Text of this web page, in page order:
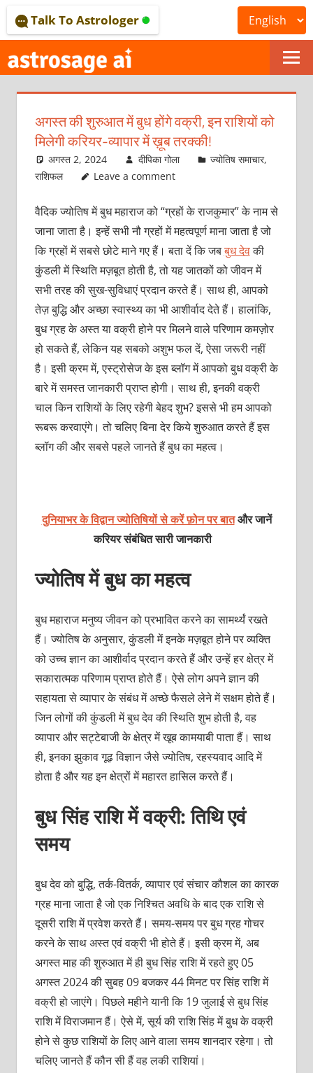
to
content
ONLINE
ASTROLOGICAL
JOURNAL
–
ASTROSAGE
MAGAZINE
Talk To Astrologer
अगस्त की शुरुआत में बुध होंगे वक्री, इन राशियों को
मिलेगी करियर-व्यापार में ख़ूब तरक्की!
अगस्त 2, 2024 दीपिका गोला ज्योतिष समाचार,
राशिफल
Leave a comment
वैदिक ज्योतिष में बुध महाराज को “ग्रहों के राजकुमार” के नाम से
जाना जाता है। इन्हें सभी नौ ग्रहों में महत्वपूर्ण माना जाता है जो
कि ग्रहों में सबसे छोटे माने गए हैं। बता दें कि जबबुध देवकी
कुंडली में स्थिति मज़बूत होती है, तो यह जातकों को जीवन में
सभी तरह की सुख-सुविधाएं प्रदान करते हैं। साथ ही, आपको
तेज़ बुद्धि और अच्छा स्वास्थ्य का भी आशीर्वाद देते हैं। हालांकि,
बुध ग्रह के अस्त या वक्री होने पर मिलने वाले परिणाम कमज़ोर
हो सकते हैं, लेकिन यह सबको अशुभ फल दें, ऐसा जरूरी नहीं
है। इसी क्रम में, एस्ट्रोसेज के इस ब्लॉग में आपको बुध वक्री के
बारे में समस्त जानकारी प्राप्त होगी। साथ ही, इनकी वक्री
चाल किन राशियों के लिए रहेगी बेहद शुभ? इससे भी हम आपको
रूबरू करवाएंगे। तो चलिए बिना देर किये शुरुआत करते हैं इस
ब्लॉग की और सबसे पहले जानते हैं बुध का महत्व।
दुनियाभर के विद्वान ज्योतिषियों से करें फ़ोन पर बातऔर जानें
करियर संबंधित सारी जानकारी
ज्योतिष में बुध का महत्व
बुध महाराज मनुष्य जीवन को प्रभावित करने का सामर्थ्यं रखते
हैं। ज्योतिष के अनुसार, कुंडली में इनके मज़बूत होने पर व्यक्ति
को उच्च ज्ञान का आशीर्वाद प्रदान करते हैं और उन्हें हर क्षेत्र में
सकारात्मक परिणाम प्राप्त होते हैं। ऐसे लोग अपने ज्ञान की
सहायता से व्यापार के संबंध में अच्छे फैसले लेने में सक्षम होते हैं।
जिन लोगों की कुंडली में बुध देव की स्थिति शुभ होती है, वह
व्यापार और सट्टेबाजी के क्षेत्र में खूब कामयाबी पाता हैं। साथ
ही, इनका झुकाव गूढ़ विज्ञान जैसे ज्योतिष, रहस्यवाद आदि में
होता है और यह इन क्षेत्रों में महारत हासिल करते हैं।
बुध सिंह राशि में वक्री: तिथि एवं
समय
बुध देव को बुद्धि, तर्क-वितर्क, व्यापार एवं संचार कौशल का कारक
ग्रह माना जाता है जो एक निश्चित अवधि के बाद एक राशि से
दूसरी राशि में प्रवेश करते हैं। समय-समय पर बुध ग्रह गोचर
करने के साथ अस्त एवं वक्री भी होते हैं। इसी क्रम में, अब
अगस्त माह की शुरुआत में ही बुध सिंह राशि में रहते हुए 05
अगस्त 2024 की सुबह 09 बजकर 44 मिनट पर सिंह राशि में
वक्री हो जाएंगे। पिछले महीने यानी कि 19 जुलाई से बुध सिंह
राशि में विराजमान हैं। ऐसे में, सूर्य की राशि सिंह में बुध के वक्री
होने से कुछ राशियों के लिए आने वाला समय शानदार रहेगा। तो
चलिए जानते हैं कौन सी हैं वह लकी राशियां।